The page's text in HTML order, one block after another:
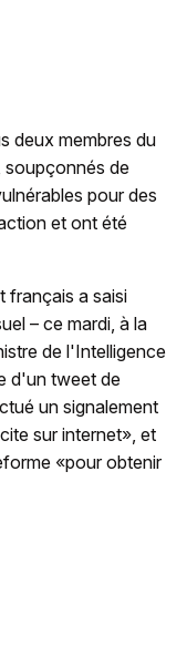
deux membres du
soupçonnés de
pour des
et ont été
français a saisi
– ce mardi, à la
de l'Intelligence
d'un tweet de
un signalement
sur internet», et
«pour obtenir